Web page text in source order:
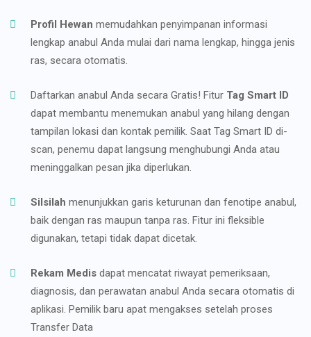
Profil Hewan memudahkan penyimpanan informasi
lengkap anabul Anda mulai dari nama lengkap, hingga jenis
ras, secara otomatis.
Daftarkan anabul Anda secara Gratis! Fitur Tag Smart ID
dapat membantu menemukan anabul yang hilang dengan
tampilan lokasi dan kontak pemilik. Saat Tag Smart ID di-
scan, penemu dapat langsung menghubungi Anda atau
meninggalkan pesan jika diperlukan.
Silsilah menunjukkan garis keturunan dan fenotipe anabul,
baik dengan ras maupun tanpa ras. Fitur ini fleksible
digunakan, tetapi tidak dapat dicetak.
Rekam Medis dapat mencatat riwayat pemeriksaan,
diagnosis, dan perawatan anabul Anda secara otomatis di
aplikasi. Pemilik baru apat mengakses setelah proses
Transfer Data